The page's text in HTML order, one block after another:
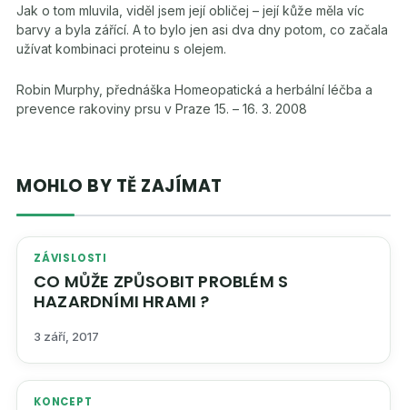
Jak o tom mluvila, viděl jsem její obličej – její kůže měla víc
barvy a byla zářící. A to bylo jen asi dva dny potom, co začala
užívat kombinaci proteinu s olejem.
Robin Murphy, přednáška Homeopatická a herbální léčba a
prevence rakoviny prsu v Praze 15. – 16. 3. 2008
MOHLO BY TĚ ZAJÍMAT
ZÁVISLOSTI
CO MŮŽE ZPŮSOBIT PROBLÉM S
HAZARDNÍMI HRAMI ?
3 září, 2017
KONCEPT